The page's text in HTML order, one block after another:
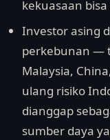
kekuasaan
Investor asing
perkebunan —
Malaysia,
ulang risiko
dianggap
sumber daya